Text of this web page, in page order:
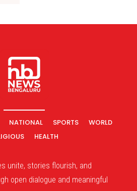
NATIONAL SPORTS
WORLD
HEALTH
unite, stories flourish, and
open dialogue and meaningful